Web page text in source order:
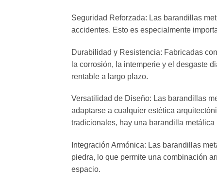
Seguridad Reforzada: Las barandillas
accidentes. Esto es especialmente
Durabilidad y Resistencia: Fabricadas
la corrosión, la intemperie y el desgaste
rentable a largo plazo.
Versatilidad de Diseño: Las barandillas
adaptarse a cualquier estética
tradicionales, hay una barandilla
Integración Armónica: Las barandillas
piedra, lo que permite una combinación
espacio.